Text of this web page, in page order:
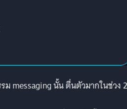
ม messaging นั้น ตื่นตัวมากในช่วง